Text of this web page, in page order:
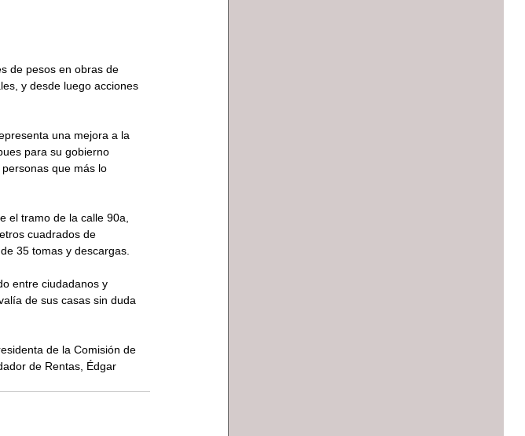
de pesos en obras de
y desde luego acciones
una mejora a la
para su gobierno
que más lo
el tramo de la calle 90a,
cuadrados de
35 tomas y descargas.
entre ciudadanos y
de sus casas sin duda
de la Comisión de
de Rentas, Édgar